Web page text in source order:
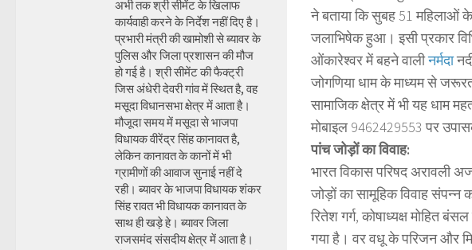
ने बताया कि सुबह 51 महिलाओं के
जलाभिषेक हुआ। इसी प्रकार
ओंकारेश्वर में बहने वालीनर्मदा
जोगणिया धाम के माध्यम से
सामाजिक क्षेत्र में भी यह धाम
मोबाइल 9462429553 पर
पांच जोड़ों का विवाह:
भारत विकास परिषद अरावली
जोड़ों का सामूहिक विवाह संपन्न
रितेश गर्ग, कोषाध्यक्ष मोहित
गया है। वर वधू के परिजन और
अभी तक श्री सीमेंट के खिलाफ
कार्यवाही करने के निर्देश नहीं दिए है।
प्रभारी मंत्री की खामोशी से ब्यावर के
पुलिस और जिला प्रशासन की मौज
हो गई है। श्री सीमेंट की फैक्ट्री
जिस अंधेरी देवरी गांव में स्थित है, वह
मसूदा विधानसभा क्षेत्र में आता है।
मौजूदा समय में मसूदा से भाजपा
विधायक वीरेंद्र सिंह कानावत है,
लेकिन कानावत के कानों में भी
ग्रामीणों की आवाज सुनाई नहीं दे
रही। ब्यावर के भाजपा विधायक शंकर
सिंह रावत भी विधायक कानावत के
साथ ही खड़े हे। ब्यावर जिला
राजसमंद संसदीय क्षेत्र में आता है।